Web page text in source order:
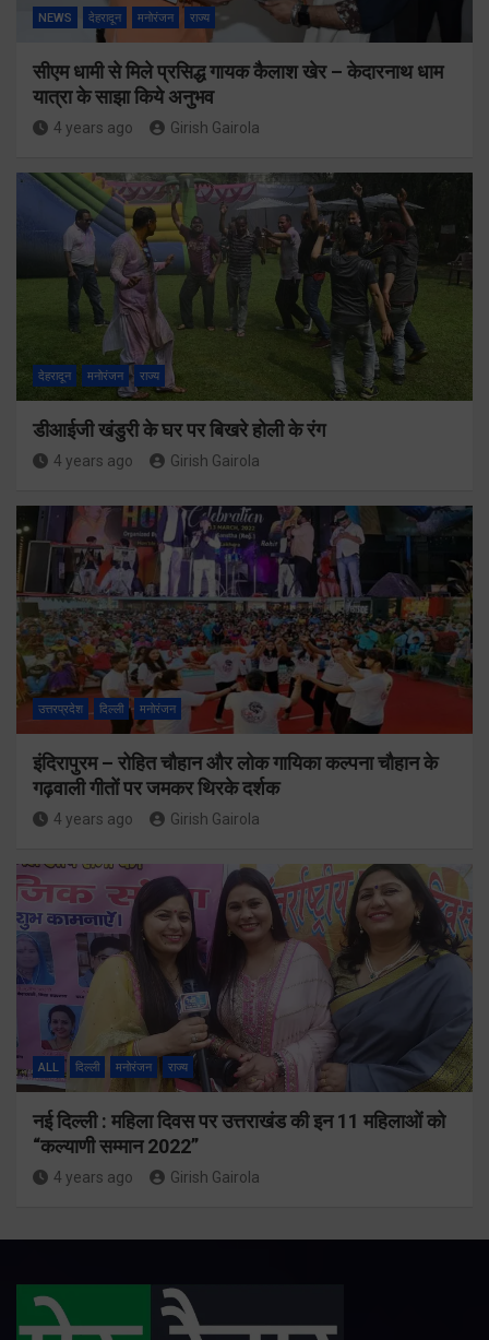
NEWS देहरादून मनोरंजन राज्य
सीएम धामी से मिले प्रसिद्ध गायक कैलाश खेर – केदारनाथ धाम
यात्रा के साझा किये अनुभव
4 years ago Girish Gairola
देहरादून मनोरंजन राज्य
डीआईजी खंडुरी के घर पर बिखरे होली के रंग
4 years ago Girish Gairola
उत्तरप्रदेश दिल्ली मनोरंजन
इंदिरापुरम – रोहित चौहान और लोक गायिका कल्पना चौहान के
गढ़वाली गीतों पर जमकर थिरके दर्शक
4 years ago Girish Gairola
ALL दिल्ली मनोरंजन राज्य
नई दिल्ली : महिला दिवस पर उत्तराखंड की इन 11 महिलाओं को
“कल्याणी सम्मान 2022”
4 years ago Girish Gairola